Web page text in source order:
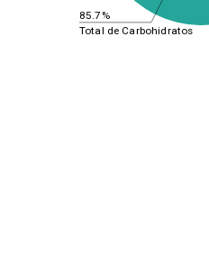
85.7%
Total de Carbohidratos